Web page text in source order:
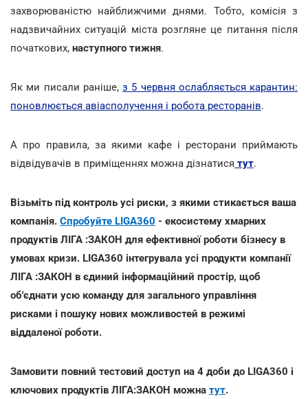
захворюваністю найближчими днями. Тобто, комісія з
надзвичайних ситуацій міста розгляне це питання після
початкових, наступного тижня.
Як ми писали раніше, з 5 червня ослабляється карантин:
поновлюється авіасполучення і робота ресторанів.
А про правила, за якими кафе і ресторани приймають
відвідувачів в приміщеннях можна дізнатися тут.
Візьміть під контроль усі риски, з якими стикається ваша
компанія. Спробуйте LIGA360 - екосистему хмарних
продуктів ЛІГА :ЗАКОН для ефективної роботи бізнесу в
умовах кризи. LIGA360 інтегрувала усі продукти компанії
ЛІГА :ЗАКОН в єдиний інформаційний простір, щоб
об'єднати усю команду для загального управління
рисками і пошуку нових можливостей в режимі
віддаленої роботи.
Замовити повний тестовий доступ на 4 доби до LIGA360 і
ключових продуктів ЛІГА:ЗАКОН можна тут.